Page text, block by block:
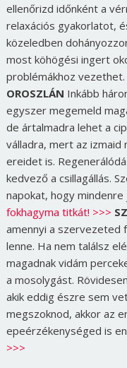
ellenőrizd időnként a
relaxációs gyakorlatot,
közeledben
most köhögési ingert
problémákhoz vezethet.
OROSZLÁN Inkább
egyszer megemeld
de ártalmadra lehet a
válladra, mert az izmaid
ereidet is.
kedvező a csillagállás.
napokat, hogy mindenre
fokhagyma titkát! >>>
amennyi a szervezeted
lenne. Ha nem találsz
magadnak vidám
a mosolygást.
akik eddig észre sem
megszoknod, akkor az
epeérzékenységed is
>>>